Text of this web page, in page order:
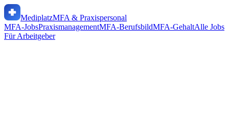
MediplatzMFA & Praxispersonal
MFA-JobsPraxismanagementMFA-BerufsbildMFA-GehaltAlle Jobs
Für Arbeitgeber